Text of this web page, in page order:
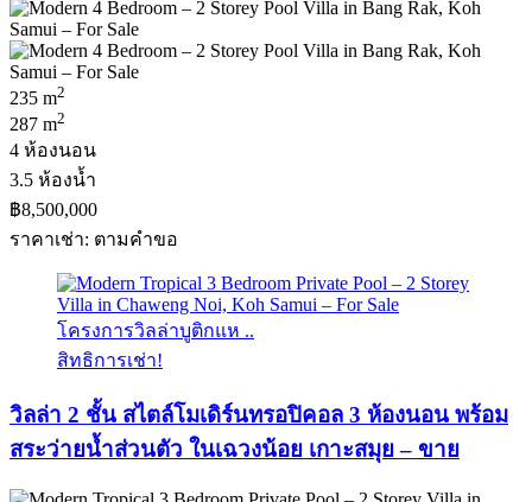
235 m2
287 m2
4 ห้องนอน
3.5 ห้องน้ำ
฿8,500,000
ราคาเช่า: ตามคําขอ
โครงการวิลล่าบูติกแห ..
สิทธิการเช่า!
วิลล่า 2 ชั้น สไตล์โมเดิร์นทรอปิคอล 3 ห้องนอน พร้อม
สระว่ายน้ำส่วนตัว ในเฉวงน้อย เกาะสมุย – ขาย